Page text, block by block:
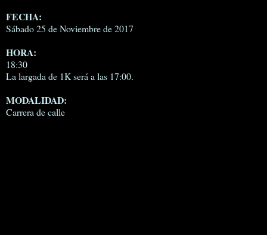
FECHA:
Sábado 25 de Noviembre de 2017
HORA:
18:30
La largada de 1K será a las 17:00.
MODALIDAD:
Carrera de calle